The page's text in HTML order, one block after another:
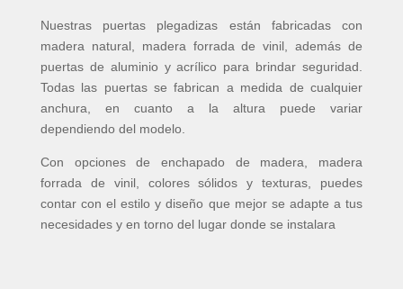
Nuestras puertas plegadizas están fabricadas con
madera natural, madera forrada de vinil, además de
puertas de aluminio y acrílico para brindar seguridad.
Todas las puertas se fabrican a medida de cualquier
anchura, en cuanto a la altura puede variar
dependiendo del modelo.
Con opciones de enchapado de madera, madera
forrada de vinil, colores sólidos y texturas, puedes
contar con el estilo y diseño que mejor se adapte a tus
necesidades y en torno del lugar donde se instalara